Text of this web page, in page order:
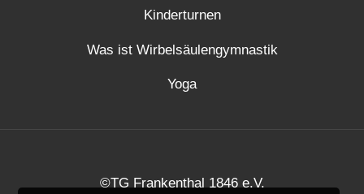
Kinderturnen
Was ist Wirbelsäulengymnastik
Yoga
©TG Frankenthal 1846 e.V.